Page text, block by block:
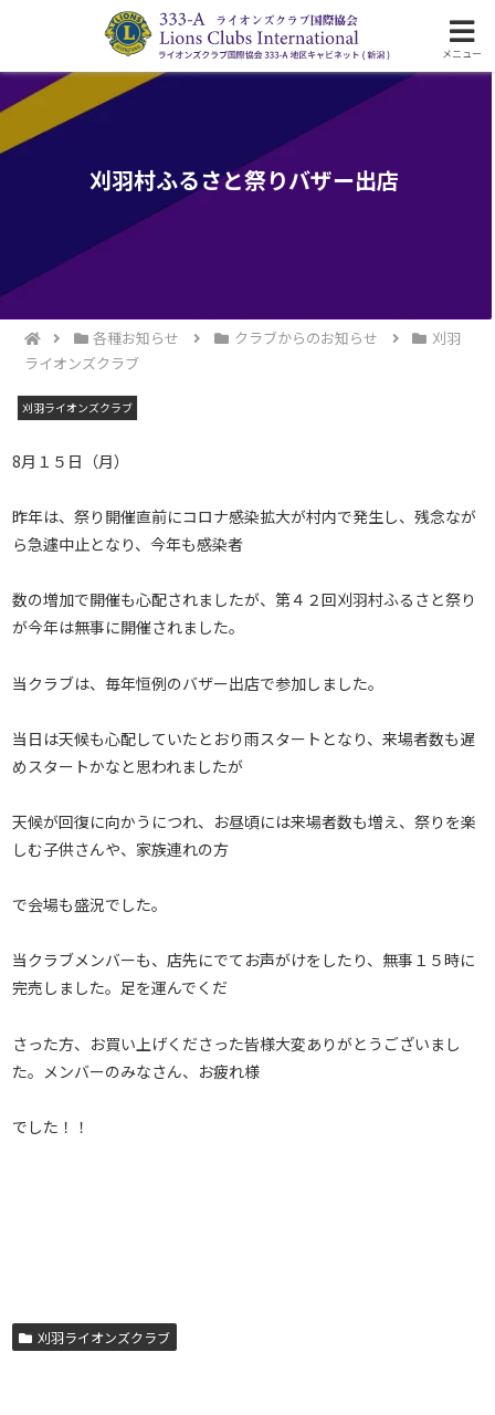
ライオンズクラブ国際協会333-A地区の活動
刈羽村ふるさと祭りバザー出店
各種お知らせ クラブからのお知らせ
刈羽
ライオンズクラブ
刈羽ライオンズクラブ
8月１５日（月）
昨年は、祭り開催直前にコロナ感染拡大が村内で発生し、残念なが
ら急遽中止となり、今年も感染者
数の増加で開催も心配されましたが、第４２回刈羽村ふるさと祭り
が今年は無事に開催されました。
当クラブは、毎年恒例のバザー出店で参加しました。
当日は天候も心配していたとおり雨スタートとなり、来場者数も遅
めスタートかなと思われましたが
天候が回復に向かうにつれ、お昼頃には来場者数も増え、祭りを楽
しむ子供さんや、家族連れの方
で会場も盛況でした。
当クラブメンバーも、店先にでてお声がけをしたり、無事１５時に
完売しました。足を運んでくだ
さった方、お買い上げくださった皆様大変ありがとうございまし
た。メンバーのみなさん、お疲れ様
でした！！
刈羽ライオンズクラブ
メニュー